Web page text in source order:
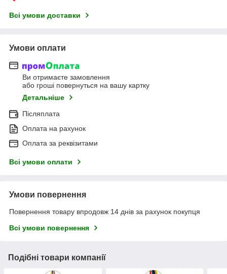
Всі умови доставки
Умови оплати
Ви отримаєте замовлення
або гроші повернуться на вашу картку
Детальніше
Післяплата
Оплата на рахунок
Оплата за реквізитами
Всі умови оплати
Умови повернення
Повернення товару впродовж 14 днів за рахунок покупця
Всі умови повернення
Подібні товари компанії